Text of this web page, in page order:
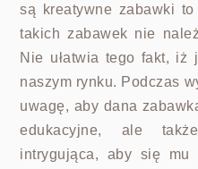
są kreatywne zabawki
takich zabawek nie
Nie ułatwia tego fakt, iż
naszym rynku. Podczas
uwagę, aby dana
edukacyjne, ale
intrygująca, aby się mu